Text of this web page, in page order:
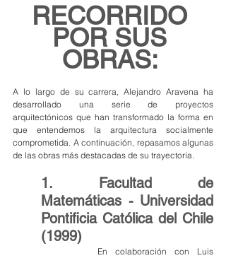
RECORRIDO
POR SUS
OBRAS:
A lo largo de su carrera, Alejandro Aravena ha
desarrollado una serie de proyectos
arquitectónicos que han transformado la forma en
que entendemos la arquitectura socialmente
comprometida. A continuación, repasamos algunas
de las obras más destacadas de su trayectoria.
1. Facultad de
Matemáticas - Universidad
Pontificia Católica del Chile
(1999)
En colaboración con Luis